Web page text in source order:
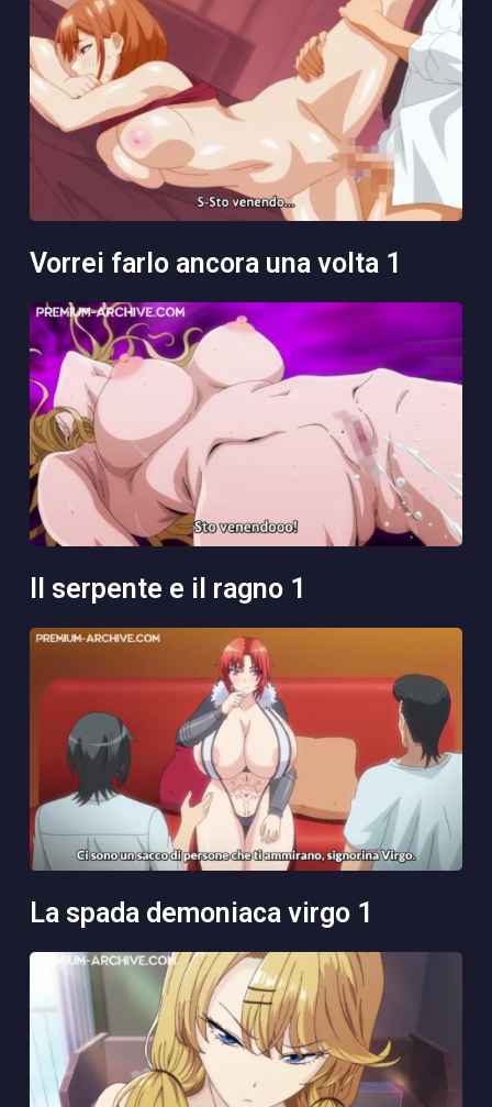
vorrei farlo ancora una volta 1
il serpente e il ragno 1
la spada demoniaca virgo 1